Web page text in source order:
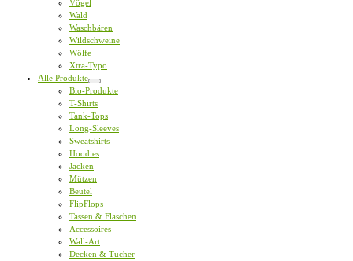
Vögel
Wald
Waschbären
Wildschweine
Wölfe
Xtra-Typo
Alle Produkte
Bio-Produkte
T-Shirts
Tank-Tops
Long-Sleeves
Sweatshirts
Hoodies
Jacken
Mützen
Beutel
FlipFlops
Tassen & Flaschen
Accessoires
Wall-Art
Decken & Tücher